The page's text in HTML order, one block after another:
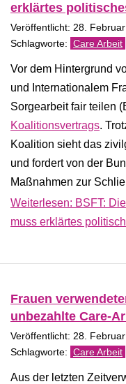
erklärtes
Veröffentlicht: 28.
Care Arbeit
Vor dem Hintergrund
und Internationalem
Sorgearbeit fair teilen
Koalitionsvertrags.
Koalition sieht das
und fordert von der
Maßnahmen zur
Weiterlesen: BSFT:
muss erklärtes
Frauen
unbezahlte Care-
Veröffentlicht: 28.
Care Arbeit
Aus der letzten